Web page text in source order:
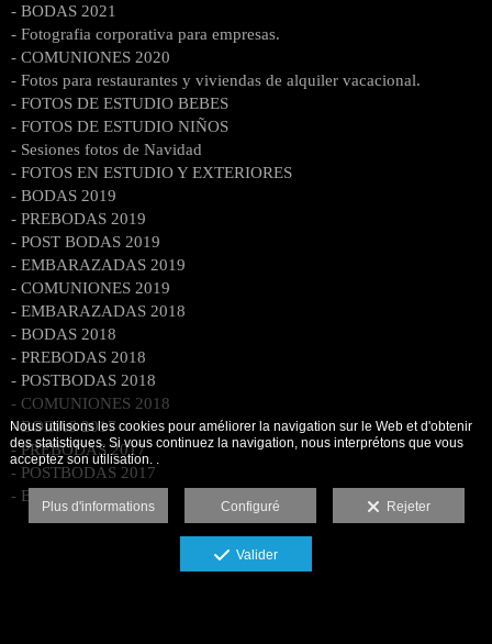
- BODAS 2021
- Fotografia corporativa para empresas.
- COMUNIONES 2020
- Fotos para restaurantes y viviendas de alquiler vacacional.
- FOTOS DE ESTUDIO BEBES
- FOTOS DE ESTUDIO NIÑOS
- Sesiones fotos de Navidad
- FOTOS EN ESTUDIO Y EXTERIORES
- BODAS 2019
- PREBODAS 2019
- POST BODAS 2019
- EMBARAZADAS 2019
- COMUNIONES 2019
- EMBARAZADAS 2018
- BODAS 2018
- PREBODAS 2018
- POSTBODAS 2018
- COMUNIONES 2018
- BODAS 2017
- PREBODAS 2017
- POSTBODAS 2017
- BODAS 2016
Nous utilisons les cookies pour améliorer la navigation sur le Web et d'obtenir
des statistiques. Si vous continuez la navigation, nous interprétons que vous
acceptez son utilisation. .
Plus d'informations Configuré Rejeter
Valider